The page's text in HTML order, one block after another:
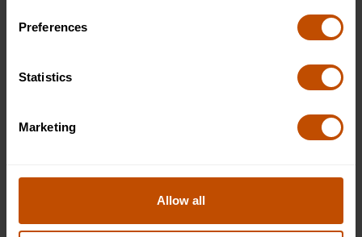
Preferences
Statistics
Marketing
Allow all
Universidad de Medicina de Plovdiv, Bulgaria
Universidad Humanitas, Italia
Escuela de Medicina de la Universidad de Nicosia,
Universidad de Ciencias de la Salud de Lituania,
Lituania